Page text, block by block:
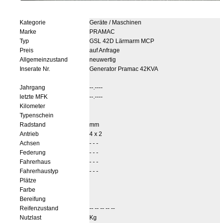
Kategorie
Geräte / Maschinen
Marke
PRAMAC
Typ
GSL 42D Lärmarm MCP
Preis
auf Anfrage
Allgemeinzustand
neuwertig
Inserate Nr.
Generator Pramac 42KVA
Jahrgang
--.----
letzte MFK
--.----
Kilometer
Typenschein
Radstand
mm
Antrieb
4 x 2
Achsen
- - -
Federung
- - -
Fahrerhaus
- - -
Fahrerhaustyp
- - -
Plätze
Farbe
Bereifung
Reifenzustand
-- -- -- -- --
Nutzlast
Kg